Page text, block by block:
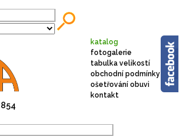
katalog
fotogalerie
tabulka velikostí
obchodní podmínky
ošetřování obuvi
kontakt